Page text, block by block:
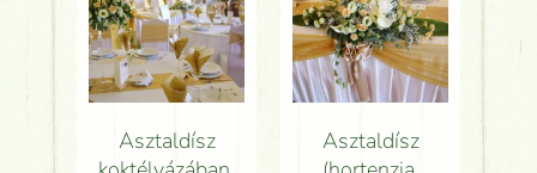
Asztaldísz
Asztaldísz